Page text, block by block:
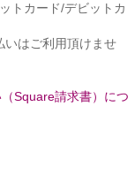
トカード/デビットカ
はご利用頂けませ
Square請求書）につ